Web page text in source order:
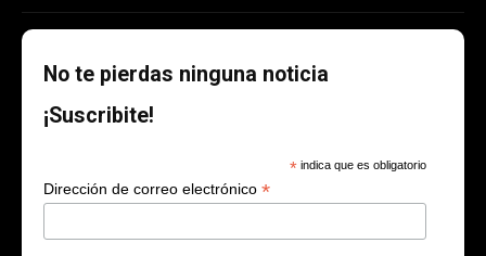
No te pierdas ninguna noticia
¡Suscribite!
* indica que es obligatorio
Dirección de correo electrónico *